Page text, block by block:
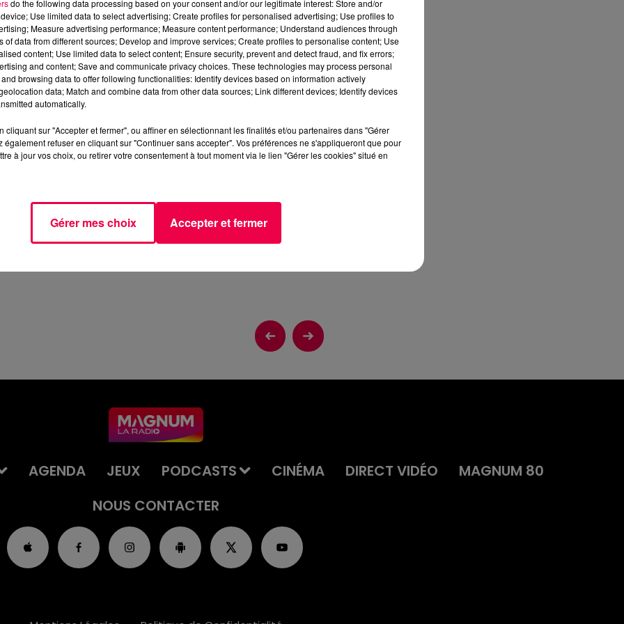
et 13h et gagnez des centaines de cadeaux en jouant à
AGENDA JEUX PODCASTS CINÉMA DIRECT VIDÉO
MAGNUM 80
NOUS CONTACTER
do the following data processing based on your consent and/or our legitimate interest: Store and/or
Use limited data to select advertising; Create profiles for personalised advertising; Use profiles to
Measure advertising performance; Measure content performance; Understand audiences through
of data from different sources; Develop and improve services; Create profiles to personalise content; Use
content; Use limited data to select content; Ensure security, prevent and detect fraud, and fix errors;
and content; Save and communicate privacy choices. These technologies may process personal
browsing data to offer following functionalities: Identify devices based on information actively
data; Match and combine data from other data sources; Link different devices; Identify devices
automatically.
cliquant sur "Accepter et fermer", ou affiner en sélectionnant les finalités et/ou partenaires dans "Gérer
également refuser en cliquant sur "Continuer sans accepter". Vos préférences ne s'appliqueront que pour
à jour vos choix, ou retirer votre consentement à tout moment via le lien "Gérer les cookies" situé en
Gérer mes choix Accepter et fermer